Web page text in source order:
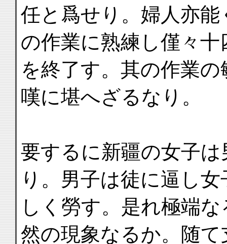
任と爲せり。婦人亦能
の作業に熟練し僅々
を終了す。其の作業の
嘆に堪へざるなり。
要するに新疆の女子
り。男子は徒に逼し女
しく勞す。是れ極端
然の現象なるか。随